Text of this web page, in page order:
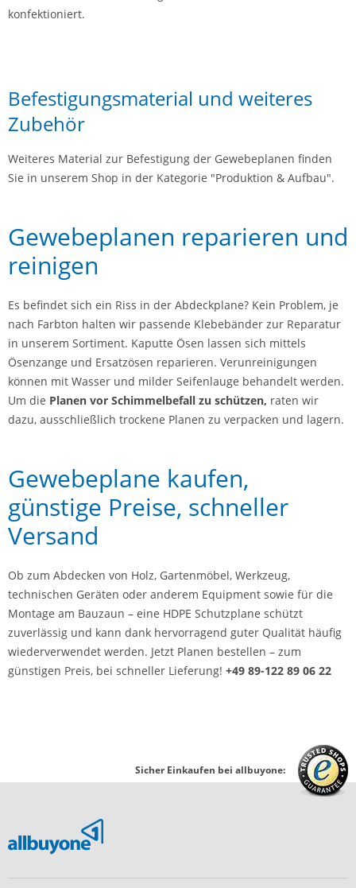
konfektioniert.
Befestigungsmaterial und weiteres
Zubehör
Weiteres Material zur Befestigung der Gewebeplanen finden
Sie in unserem Shop in der Kategorie "Produktion & Aufbau".
Gewebeplanen reparieren und
reinigen
Es befindet sich ein Riss in der Abdeckplane? Kein Problem, je
nach Farbton halten wir passende Klebebänder zur Reparatur
in unserem Sortiment. Kaputte Ösen lassen sich mittels
Ösenzange und Ersatzösen reparieren. Verunreinigungen
können mit Wasser und milder Seifenlauge behandelt werden.
Um die Planen vor Schimmelbefall zu schützen, raten wir
dazu, ausschließlich trockene Planen zu verpacken und lagern.
Gewebeplane kaufen,
günstige Preise, schneller
Versand
Ob zum Abdecken von Holz, Gartenmöbel, Werkzeug,
technischen Geräten oder anderem Equipment sowie für die
Montage am Bauzaun – eine HDPE Schutzplane schützt
zuverlässig und kann dank hervorragend guter Qualität häufig
wiederverwendet werden. Jetzt Planen bestellen – zum
günstigen Preis, bei schneller Lieferung! +49 89-122 89 06 22
Sicher Einkaufen bei allbuyone: